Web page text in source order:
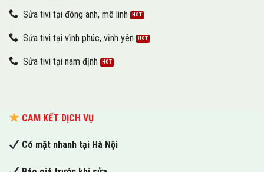
Sửa tivi tại đông anh, mê linh
Sửa tivi tại vĩnh phúc, vĩnh yên
Sửa tivi tại nam định
CAM KẾT DỊCH VỤ
Có mặt nhanh tại Hà Nội